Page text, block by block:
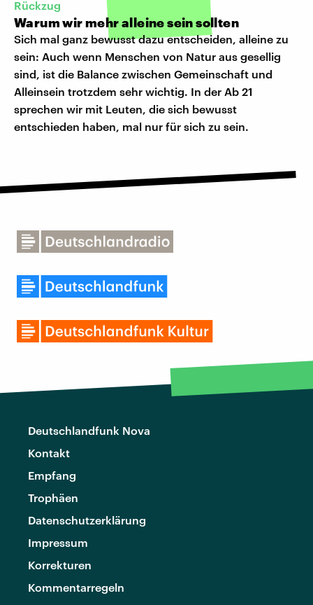
Rückzug
Warum wir mehr alleine sein sollten
Sich mal ganz bewusst dazu entscheiden, alleine zu
sein: Auch wenn Menschen von Natur aus gesellig
sind, ist die Balance zwischen Gemeinschaft und
Alleinsein trotzdem sehr wichtig. In der Ab 21
sprechen wir mit Leuten, die sich bewusst
entschieden haben, mal nur für sich zu sein.
Deutschlandfunk Nova
Kontakt
Empfang
Trophäen
Datenschutzerklärung
Impressum
Korrekturen
Kommentarregeln